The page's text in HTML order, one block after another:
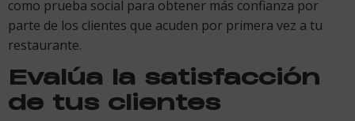
como prueba social para obtener más confianza por
parte de los clientes que acuden por primera vez a tu
restaurante.
Evalúa la satisfacción
de tus clientes